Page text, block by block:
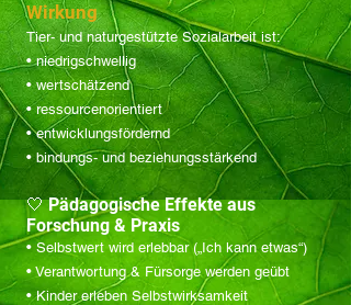
Wirkung
Tier- und naturgestützte Sozialarbeit ist:
• niedrigschwellig
• wertschätzend
• ressourcenorientiert
• entwicklungsfördernd
• bindungs- und beziehungsstärkend
🤍 Pädagogische Effekte aus
Forschung & Praxis
• Selbstwert wird erlebbar („Ich kann etwas“)
• Verantwortung & Fürsorge werden geübt
• Kinder erleben Selbstwirksamkeit